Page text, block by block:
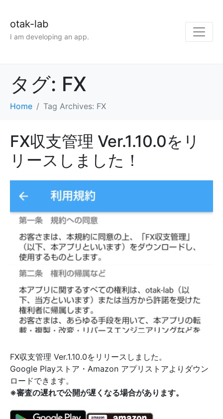
otak-lab
I am developing an app.
タグ: FX
Home Tag Archives: FX
FX収支管理 Ver.1.10.0をリ
リースしました！
FX収支管理 Ver.1.10.0をリリースしました。
Google Playストア・Amazon アプリストアよりダウン
ロードできます。
※審査の遅れで公開が遅くなる場合があります。